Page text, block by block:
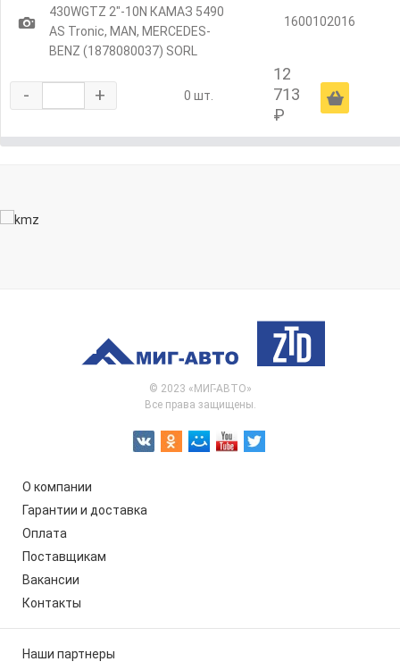
1
430WGTZ 2"-10N КАМАЗ 5490
AS Tronic, MAN, MERCEDES-
BENZ (1878080037) SORL
1600102016
- + 0 шт.
12
713
₽
Ä
© 2023 «МИГ-АВТО»
Все права защищены.
О компании
Гарантии и доставка
Оплата
Поставщикам
Вакансии
Контакты
Наши партнеры